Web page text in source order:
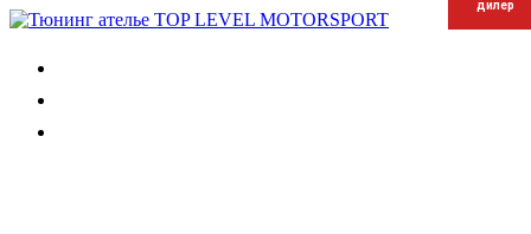
дилер
дилер
дилер